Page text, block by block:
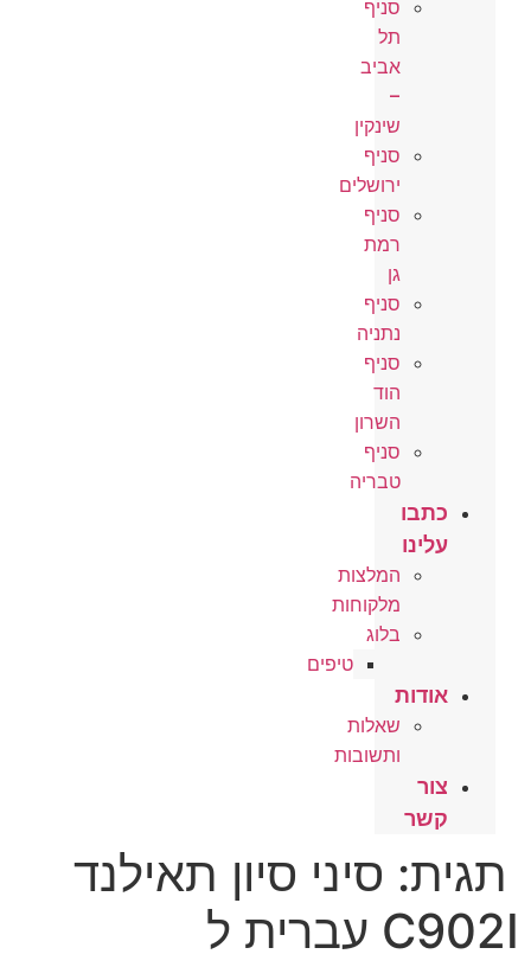
סניף
תל
אביב
–
שינקין
סניף
ירושלים
סניף
רמת
גן
סניף
נתניה
סניף
הוד
השרון
סניף
טבריה
כתבו
עלינו
המלצות
מלקוחות
בלוג
טיפים
אודות
שאלות
ותשובות
צור
קשר
תגית: סיני סיון תאילנד
C902I עברית ל